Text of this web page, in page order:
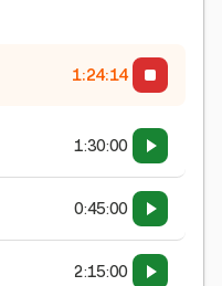
1:24:15
1:30:00
0:45:00
2:15:00